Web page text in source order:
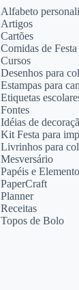
Alfabeto
Artigos
Cartões
Comidas de Festa
Cursos
Desenhos para
Estampas para
Etiquetas
Fontes
Idéias de
Kit Festa para
Livrinhos para
Mesversário
Papéis e
PaperCraft
Planner
Receitas
Topos de Bolo